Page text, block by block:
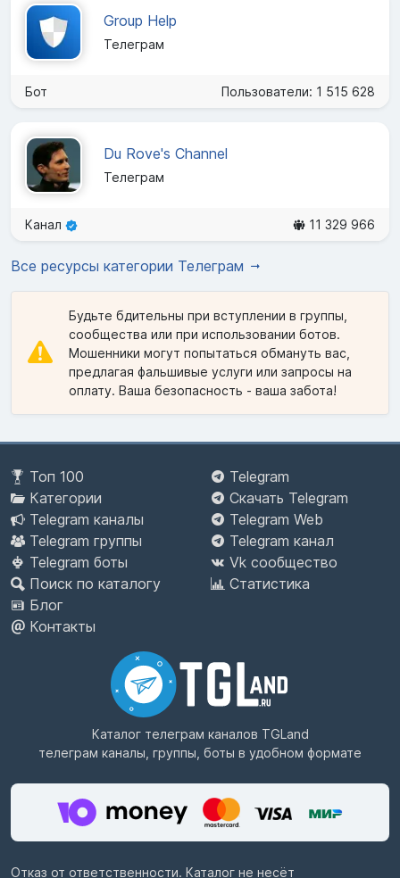
Group Help
Телеграм
Бот Пользователи: 1 515 628
Du Rove's Channel
Телеграм
Канал 11 329 966
Все ресурсы категории Телеграм
Будьте бдительны при вступлении в группы,
сообщества или при использовании ботов.
Мошенники могут попытаться обмануть вас,
предлагая фальшивые услуги или запросы на
оплату. Ваша безопасность - ваша забота!
Топ 100
Категории
Telegram каналы
Telegram группы
Telegram боты
Поиск по каталогу
Блог
Контакты
Telegram
Скачать Telegram
Telegram Web
Telegram канал
Vk сообщество
Статистика
Каталог телеграм каналов TGLand
телеграм каналы, группы, боты в удобном формате
Отказ от ответственности. Каталог не несёт